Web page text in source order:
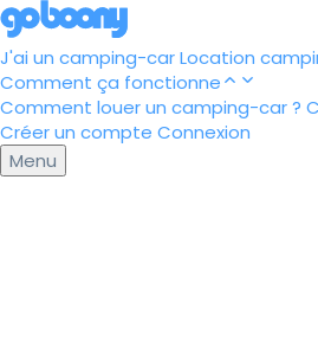
J'ai un camping-carLocation
Comment ça fonctionne
Comment louer un camping-car ?
Créer un compte Connexion
Menu